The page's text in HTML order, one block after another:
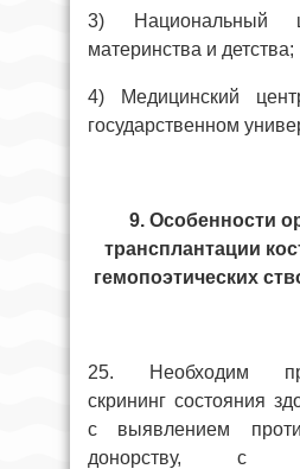
3) Национальный
материнства и детства;
4) Медицинский
государственном
9. Особенности
трансплантации
гемопоэтических
25. Необходим
скрининг состояния
с выявлением
донорству, с